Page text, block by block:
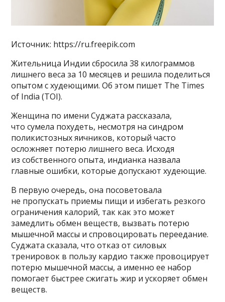
Источник: https://ru.freepik.com
Жительница Индии сбросила 38 килограммов
лишнего веса за 10 месяцев и решила поделиться
опытом с худеющими. Об этом пишет The Times
of India (TOI).
Женщина по имени Суджата рассказала,
что сумела похудеть, несмотря на синдром
поликистозных яичников, который часто
осложняет потерю лишнего веса. Исходя
из собственного опыта, индианка назвала
главные ошибки, которые допускают худеющие.
В первую очередь, она посоветовала
не пропускать приемы пищи и избегать резкого
ограничения калорий, так как это может
замедлить обмен веществ, вызвать потерю
мышечной массы и спровоцировать переедание.
Суджата сказала, что отказ от силовых
тренировок в пользу кардио также провоцирует
потерю мышечной массы, а именно ее набор
помогает быстрее сжигать жир и ускоряет обмен
веществ.